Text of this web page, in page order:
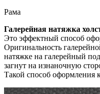
Рама
Галерейная натяжка
Это эффектный способ
Оригинальность
натяжке на галерейный
загнут на изнаночную
Такой способ оформления